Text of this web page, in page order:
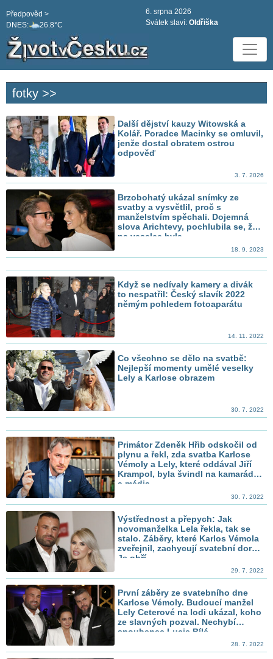
DNES: 26.8°C
Předpověd >
6. srpna 2026
Svátek slaví: Oldřiška
fotky >>
Další dějství kauzy Witowská a
Kolář. Poradce Macinky se omluvil,
jenže dostal obratem ostrou
odpověď
3. 7. 2026
Brzobohatý ukázal snímky ze
svatby a vysvětlil, proč s
manželstvím spěchali. Dojemná
slova Arichtevy, pochlubila se, že
na veselce byla
18. 9. 2023
Když se nedívaly kamery a divák
to nespatřil: Český slavík 2022
němým pohledem fotoaparátu
14. 11. 2022
Co všechno se dělo na svatbě:
Nejlepší momenty umělé veselky
Lely a Karlose obrazem
30. 7. 2022
Primátor Zdeněk Hřib odskočil od
plynu a řekl, zda svatba Karlose
Vémoly a Lely, které oddával Jiří
Krampol, byla švindl na kamarády
a média
30. 7. 2022
Výstřednost a přepych: Jak
novomanželka Lela řekla, tak se
stalo. Záběry, které Karlos Vémola
zveřejnil, zachycují svatební dort.
Je obří
29. 7. 2022
První záběry ze svatebního dne
Karlose Vémoly. Budoucí manžel
Lely Ceterové na lodi ukázal, koho
ze slavných pozval. Nechybí
snoubenec Lucie Bílé
28. 7. 2022